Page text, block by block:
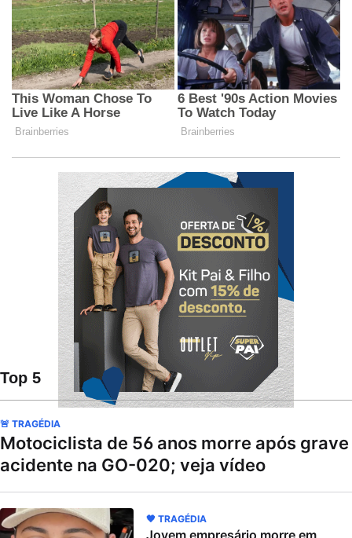
Top 5
🚨 TRAGÉDIA
Motociclista de 56 anos morre após grave
acidente na GO-020; veja vídeo
🖤 TRAGÉDIA
Jovem empresário morre em